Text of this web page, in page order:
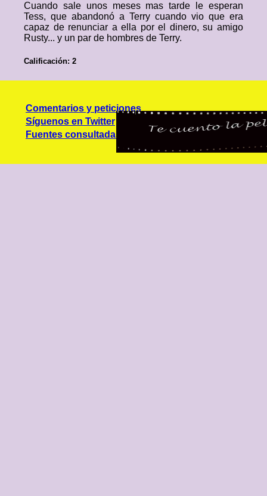
Cuando sale unos meses mas tarde le esperan
Tess, que abandonó a Terry cuando vio que era
capaz de renunciar a ella por el dinero, su amigo
Rusty... y un par de hombres de Terry.
Calificación: 2
Comentarios y peticiones
Síguenos en Twitter
Fuentes consultadas